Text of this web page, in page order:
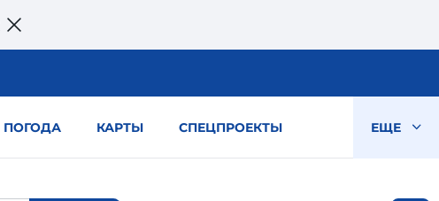
ПОГОДА КАРТЫ СПЕЦПРОЕКТЫ ЕЩЕ